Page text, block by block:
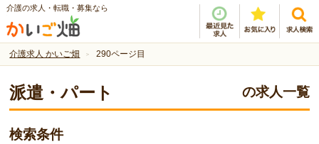
介護の求人・転職・募集なら
介護求人 かいご畑 290ページ目
派遣・パート の求人一覧
検索条件